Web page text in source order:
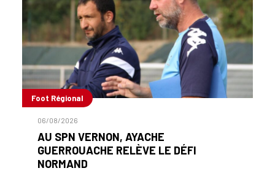
Foot Régional
06/08/2026
AU SPN VERNON, AYACHE
GUERROUACHE RELÈVE LE DÉFI
NORMAND